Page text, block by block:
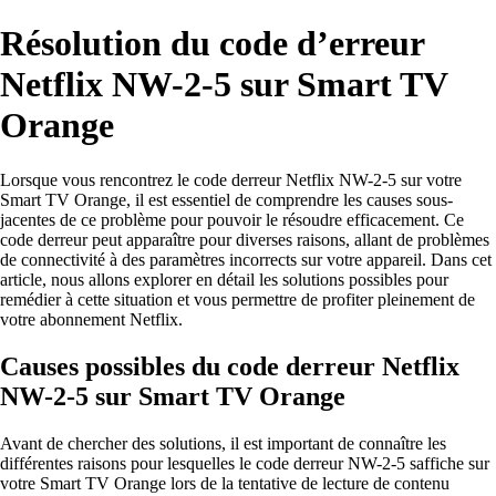
Résolution du code d’erreur
Netflix NW-2-5 sur Smart TV
Orange
Lorsque vous rencontrez le code derreur Netflix NW-2-5 sur votre
Smart TV Orange, il est essentiel de comprendre les causes sous-
jacentes de ce problème pour pouvoir le résoudre efficacement. Ce
code derreur peut apparaître pour diverses raisons, allant de problèmes
de connectivité à des paramètres incorrects sur votre appareil. Dans cet
article, nous allons explorer en détail les solutions possibles pour
remédier à cette situation et vous permettre de profiter pleinement de
votre abonnement Netflix.
Causes possibles du code derreur Netflix
NW-2-5 sur Smart TV Orange
Avant de chercher des solutions, il est important de connaître les
différentes raisons pour lesquelles le code derreur NW-2-5 saffiche sur
votre Smart TV Orange lors de la tentative de lecture de contenu